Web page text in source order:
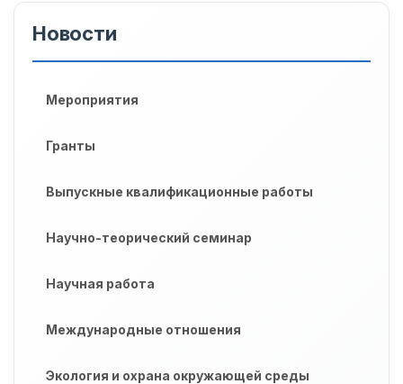
Новости
Мероприятия
Гранты
Выпускные квалификационные работы
Научно-теорический семинар
Научная работа
Международные отношения
Экология и охрана окружающей среды